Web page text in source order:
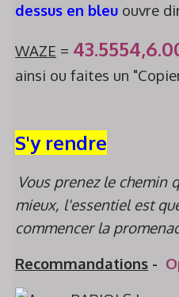
dessus en bleu ouvre
WAZE =
ainsi ou faites un
S'y rendre
Vous prenez le chemin
mieux, l'essentiel est
commencer la
Recommandations -